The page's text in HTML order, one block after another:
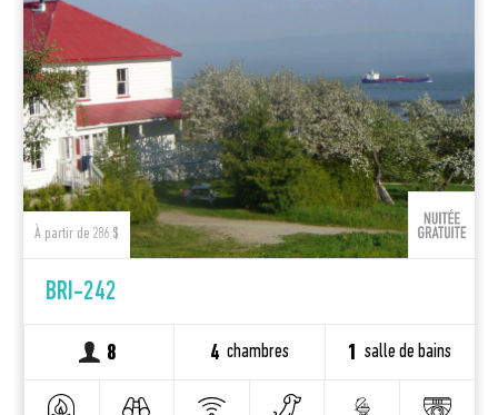
À partir de 286 $
BRI-242
8 4 chambres 1 salle de bains